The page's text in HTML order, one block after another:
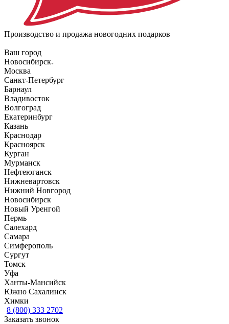
Производство и продажа новогодних подарков
Ваш город
Новосибирск
Москва
Санкт-Петербург
Барнаул
Владивосток
Волгоград
Екатеринбург
Казань
Краснодар
Красноярск
Курган
Мурманск
Нефтеюганск
Нижневартовск
Нижний Новгород
Новосибирск
Новый Уренгой
Пермь
Салехард
Самара
Симферополь
Сургут
Томск
Уфа
Ханты-Мансийск
Южно Сахалинск
Химки
8 (800) 333 2702
Заказать звонок